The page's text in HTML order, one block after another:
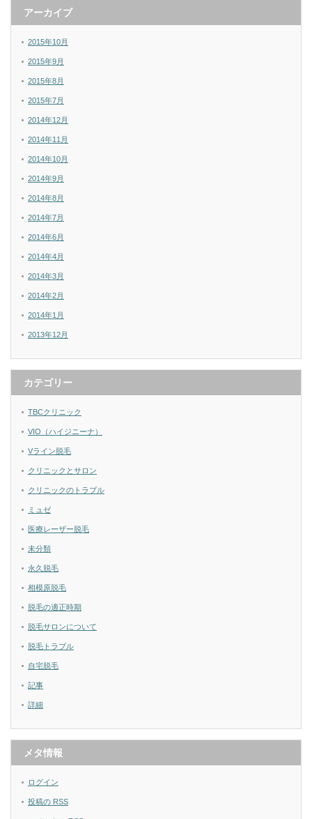
アーカイブ
2015年10月
2015年9月
2015年8月
2015年7月
2014年12月
2014年11月
2014年10月
2014年9月
2014年8月
2014年7月
2014年6月
2014年4月
2014年3月
2014年2月
2014年1月
2013年12月
カテゴリー
TBCクリニック
VIO（ハイジニーナ）
Vライン脱毛
クリニックとサロン
クリニックのトラブル
ミュゼ
医療レーザー脱毛
未分類
永久脱毛
相模原脱毛
脱毛の適正時期
脱毛サロンについて
脱毛トラブル
自宅脱毛
記事
詳細
メタ情報
ログイン
投稿の RSS